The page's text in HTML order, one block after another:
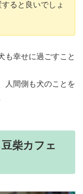
ると良いでしょ
も幸せに過ごすこと
人間側も犬のことを
柴カフェ